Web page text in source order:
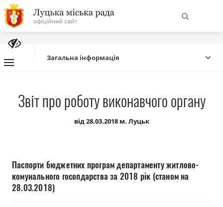
На
головну
сайту
Про місто
Міська влада
Бюджет
Загальна інформація
Звіт про роботу виконавчого органу
від 28.03.2018 м. Луцьк
Паспорти бюджетних програм департаменту житлово-
комунального госопдарства за 2018 рік (станом на
28.03.2018)